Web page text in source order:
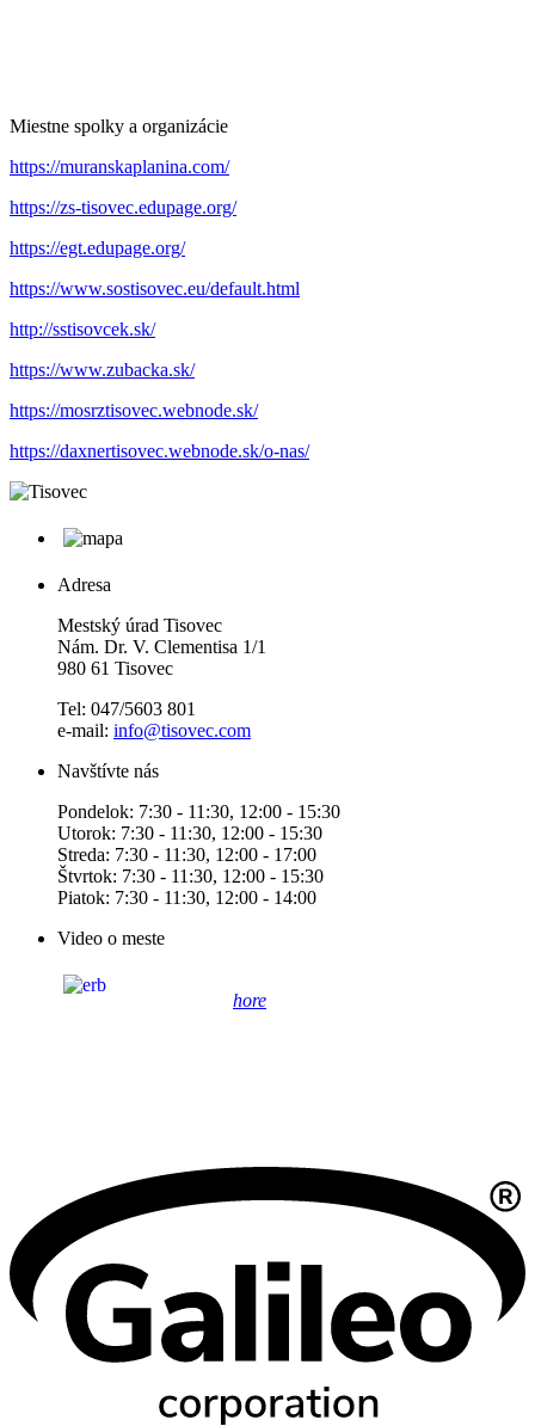
Miestne spolky a organizácie
https://muranskaplanina.com/
https://zs-tisovec.edupage.org/
https://egt.edupage.org/
https://www.sostisovec.eu/default.html
http://sstisovcek.sk/
https://www.zubacka.sk/
https://mosrztisovec.webnode.sk/
https://daxnertisovec.webnode.sk/o-nas/
Adresa
Mestský úrad Tisovec
Nám. Dr. V. Clementisa 1/1
980 61 Tisovec
Tel: 047/5603 801
e-mail: info@tisovec.com
Navštívte nás
Pondelok: 7:30 - 11:30, 12:00 - 15:30
Utorok: 7:30 - 11:30, 12:00 - 15:30
Streda: 7:30 - 11:30, 12:00 - 17:00
Štvrtok: 7:30 - 11:30, 12:00 - 15:30
Piatok: 7:30 - 11:30, 12:00 - 14:00
Video o meste
hore